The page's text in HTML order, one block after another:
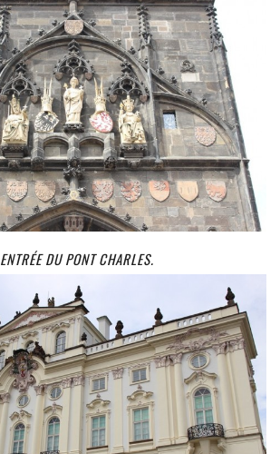
ENTRÉE DU PONT CHARLES.